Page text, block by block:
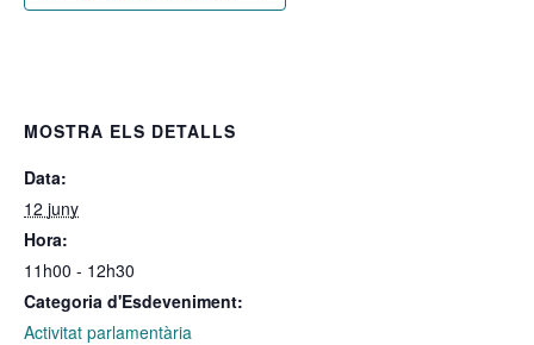
MOSTRA ELS DETALLS
Data:
12 juny
Hora:
11h00 - 12h30
Categoria d'Esdeveniment:
Activitat parlamentària